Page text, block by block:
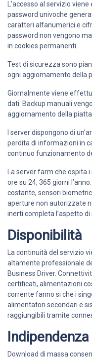
L’accesso al servizio
password univoche
caratteri alfanumerici e
password non vengono
in cookies permanenti.
Test di sicurezza sono
ogni aggiornamento della
Giornalmente viene
dati. Backup manuali
aggiornamento della
I server dispongono di
perdita di informazioni in
continuo funzionamento
La server farm che ospita
ore su 24, 365 giorni
costante, sensori
aperture non autorizzate
inerti completa l’aspetto di
Disponibilità
La continuità del servizio
altamente professionale
Business Driver.
certificati, alimentazioni
corrente fanno si che i
alimentatori secondari e
raggiungibili tramite
Indipendenza
Download di massa